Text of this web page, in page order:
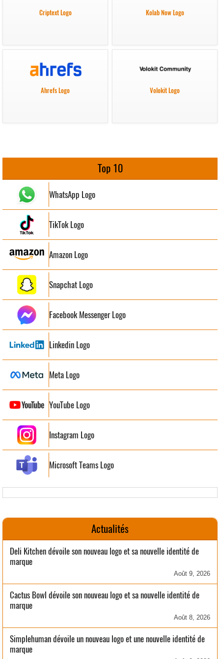
Criptext Logo Kolab Now Logo
Ahrefs Logo Volokit Logo
Top 10
WhatsApp Logo
TikTok Logo
Amazon Logo
Snapchat Logo
Facebook Messenger Logo
Linkedin Logo
Meta Logo
YouTube Logo
Instagram Logo
Microsoft Teams Logo
Actualités
Deli Kitchen dévoile son nouveau logo et sa nouvelle identité de
marque
Août 9, 2026
Cactus Bowl dévoile son nouveau logo et sa nouvelle identité de
marque
Août 8, 2026
Simplehuman dévoile un nouveau logo et une nouvelle identité de
marque